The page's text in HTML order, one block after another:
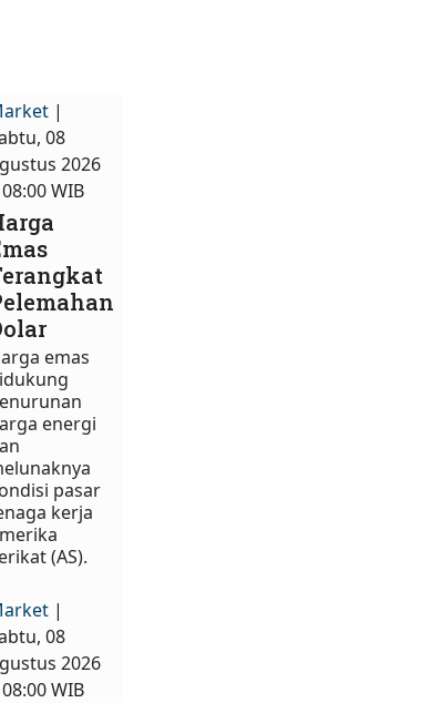
|
08
2026
WIB
emas
energi
pasar
kerja
(AS).
|
08
2026
WIB